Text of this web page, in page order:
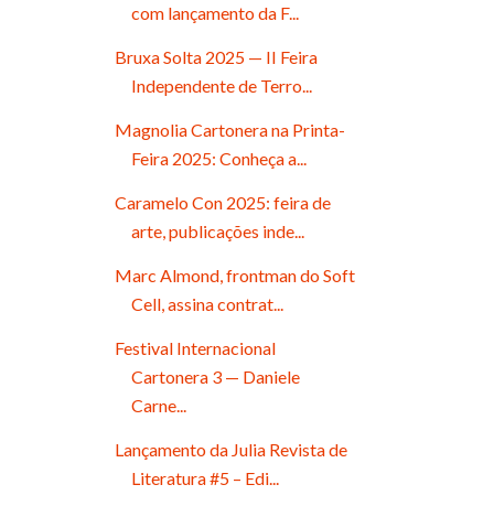
com lançamento da F...
Bruxa Solta 2025 — II Feira
Independente de Terro...
Magnolia Cartonera na Printa-
Feira 2025: Conheça a...
Caramelo Con 2025: feira de
arte, publicações inde...
Marc Almond, frontman do Soft
Cell, assina contrat...
Festival Internacional
Cartonera 3 — Daniele
Carne...
Lançamento da Julia Revista de
Literatura #5 – Edi...